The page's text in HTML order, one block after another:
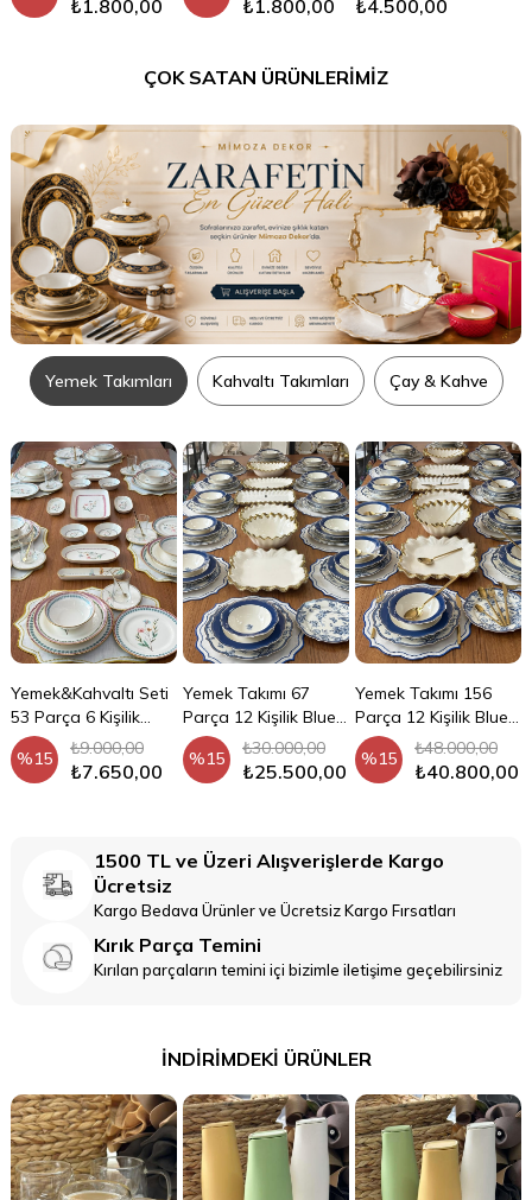
₺1.800,00 ₺1.800,00 ₺4.500,00
ÇOK SATAN ÜRÜNLERİMİZ
Yemek Takımları Kahvaltı Takımları Çay & Kahve
Yemek&Kahvaltı Seti
53 Parça 6 Kişilik
Caroline
%15
₺7.650,00
₺9.000,00
Yemek Takımı 67
Parça 12 Kişilik Blue
Life
%15
₺25.500,00
₺30.000,00
Yemek Takımı 156
Parça 12 Kişilik Blue
Life
%15
₺40.800,00
₺48.000,00
Kahvaltı Takımı 47
Parça 6 Kişilik
Caroline
₺5.950,00
₺6.999,00
Kahvaltı Takımı 94
Caroline
%15
₺11.850,00
₺13.999,00
Kahvaltı Takımı 54
Porselen
%35
₺10.000,00
Türk Kahve Fincanı
Victoria Mavi 6 Kişilik
12 Parça
₺2.750,00
₺3.750,00
Türk Kahve Fincanı
12 Parça
%27
₺2.750,00
₺3.750,00
Türk Kahve Fincanı
12 Parça
%27
₺3.750,00
1500 TL ve Üzeri Alışverişlerde Kargo
Ücretsiz
Kargo Bedava Ürünler ve Ücretsiz Kargo Fırsatları
Kırık Parça Temini
Kırılan parçaların temini içi bizimle iletişime geçebilirsiniz
İNDİRİMDEKİ ÜRÜNLER